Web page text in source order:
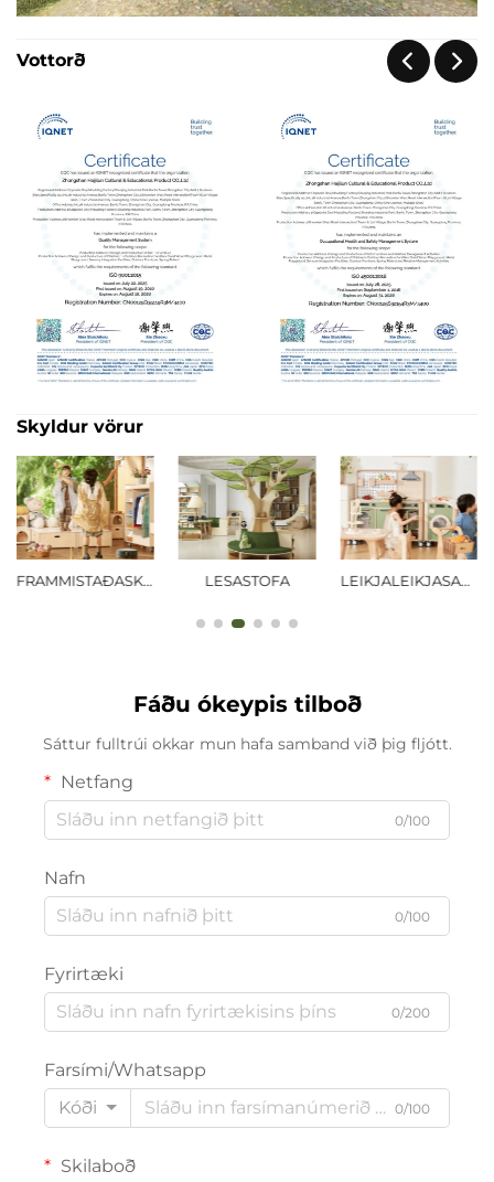
Vottorð
Skyldur vörur
FRAMMISTAÐASKÓLI LESASTOFA LEIKJALEIKJASALUR
Fáðu ókeypis tilboð
Sáttur fulltrúi okkar mun hafa samband við þig fljótt.
Netfang
0/100
Nafn
0/100
Fyrirtæki
0/200
Farsími/Whatsapp
Kóði
0/100
Skilaboð